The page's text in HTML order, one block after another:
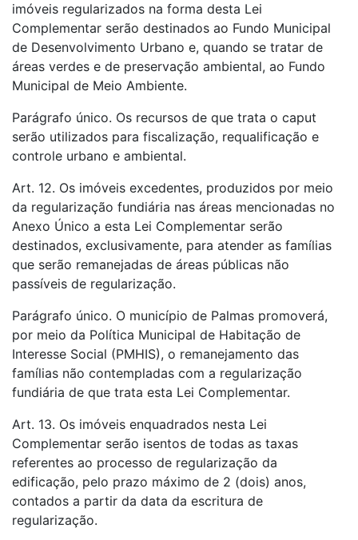
imóveis regularizados na forma desta Lei
Complementar serão destinados ao Fundo Municipal
de Desenvolvimento Urbano e, quando se tratar de
áreas verdes e de preservação ambiental, ao Fundo
Municipal de Meio Ambiente.
Parágrafo único. Os recursos de que trata o caput
serão utilizados para fiscalização, requalificação e
controle urbano e ambiental.
Art. 12. Os imóveis excedentes, produzidos por meio
da regularização fundiária nas áreas mencionadas no
Anexo Único a esta Lei Complementar serão
destinados, exclusivamente, para atender as famílias
que serão remanejadas de áreas públicas não
passíveis de regularização.
Parágrafo único. O município de Palmas promoverá,
por meio da Política Municipal de Habitação de
Interesse Social (PMHIS), o remanejamento das
famílias não contempladas com a regularização
fundiária de que trata esta Lei Complementar.
Art. 13. Os imóveis enquadrados nesta Lei
Complementar serão isentos de todas as taxas
referentes ao processo de regularização da
edificação, pelo prazo máximo de 2 (dois) anos,
contados a partir da data da escritura de
regularização.